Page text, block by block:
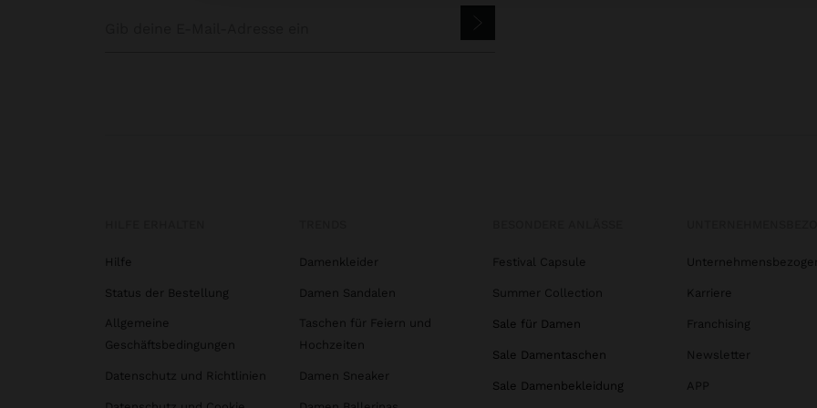
Hilfe
Status der Bestellung
Allgemeine
Geschäftsbedingungen
Datenschutz und Richtlinien
Damenkleider
Damen Sandalen
Taschen für Feiern und
Hochzeiten
Damen Sneaker
Festival Capsule
Summer Collection
Sale für Damen
Sale Damentaschen
Sale Damenbekleidung
Karriere
Franchising
Newsletter
APP